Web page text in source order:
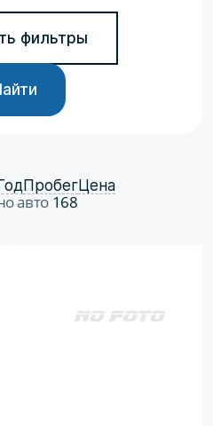
фильтры
ГодПробегЦена
авто 168